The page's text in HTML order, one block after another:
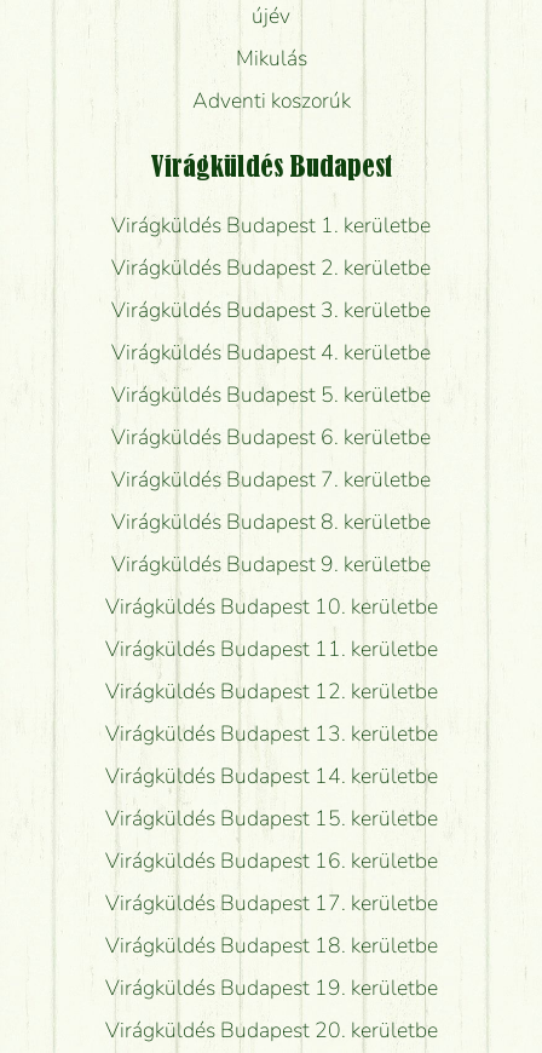
újév
Mikulás
Adventi koszorúk
Virágküldés Budapest
Virágküldés Budapest 1. kerületbe
Virágküldés Budapest 2. kerületbe
Virágküldés Budapest 3. kerületbe
Virágküldés Budapest 4. kerületbe
Virágküldés Budapest 5. kerületbe
Virágküldés Budapest 6. kerületbe
Virágküldés Budapest 7. kerületbe
Virágküldés Budapest 8. kerületbe
Virágküldés Budapest 9. kerületbe
Virágküldés Budapest 10. kerületbe
Virágküldés Budapest 11. kerületbe
Virágküldés Budapest 12. kerületbe
Virágküldés Budapest 13. kerületbe
Virágküldés Budapest 14. kerületbe
Virágküldés Budapest 15. kerületbe
Virágküldés Budapest 16. kerületbe
Virágküldés Budapest 17. kerületbe
Virágküldés Budapest 18. kerületbe
Virágküldés Budapest 19. kerületbe
Virágküldés Budapest 20. kerületbe